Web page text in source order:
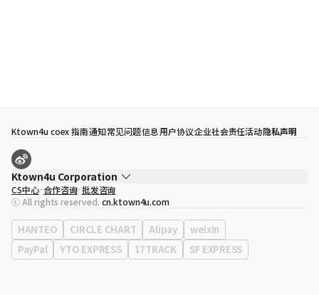
Ktown4u coex 指南通知常见问题信息用户协议企业社会责任活动隐私声明
Ktown4u Corporation
代表
宋効珉
营业执照 120-87-71116
公司地址 首尔特别市 江南区 岭东大路 513号 3楼 （三成洞， coex)
CS中心 合作咨询 批发咨询
ⓒ All rights reserved. cn.ktown4u.com
HANTEO CIRCLE CHART Alipay
weixin
PayPal
YTO EXPRESS 17TRACK SF EXPRESS